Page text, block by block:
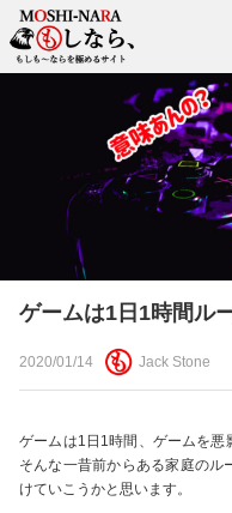
ゲームは1日1時間ル
2020/01/14 Jack Stone
ゲームは1日1時間、ゲームを悪
そんな一昔前からある家庭のル
けていこうかと思います。